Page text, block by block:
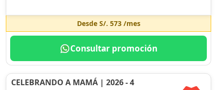
Desde S/. 573/mes
Consultar promoción
CELEBRANDO A MAMÁ | 2026 - 4